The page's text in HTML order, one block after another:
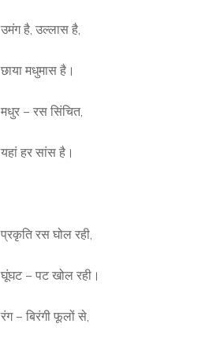
उमंग है, उल्लास है,
छाया मधुमास है।
मधुर – रस सिंचित,
यहां हर सांस है।
प्रकृति रस घोल रही,
घूंघट – पट खोल रही।
रंग – बिरंगी फूलों से,